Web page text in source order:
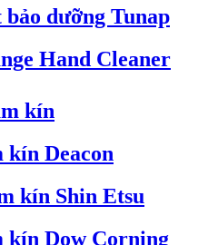
bảo dưỡng Tunap
Hand Cleaner
kín
kín Deacon
kín Shin Etsu
kín Dow Corning